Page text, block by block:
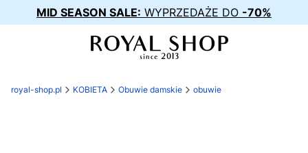
MID SEASON SALE: WYPRZEDAŻE DO -70%
royal-shop.pl KOBIETA Obuwie damskie obuwie